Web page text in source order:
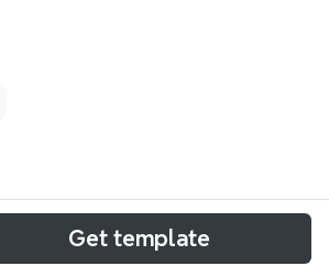
представляет собой
управления проектом по
Get template